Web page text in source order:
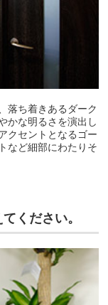
落ち着きあるダーク
かな明るさを演出し
クセントとなるゴー
など細部にわたりそ
ください。